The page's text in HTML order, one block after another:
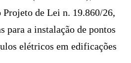
de Lei n. 19.860/26,
para a instalação de pontos
elétricos em edificações